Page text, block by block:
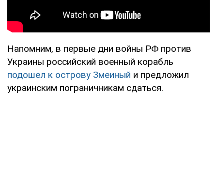
Напомним, в первые дни войны РФ против
Украины российский военный корабль
подошел к острову Змеиный и предложил
украинским пограничникам сдаться.